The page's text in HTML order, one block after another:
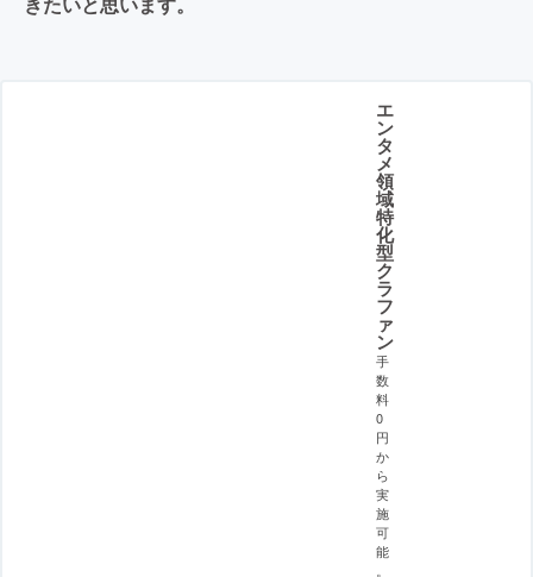
エ
ン
タ
メ
領
域
特
化
型
ク
ラ
フ
ァ
ン
手
数
料
0
円
か
ら
実
施
可
能